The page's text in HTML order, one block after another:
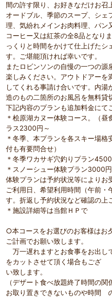
間の許す限り、お好きなだけお召
オードブル、季節のスープ、シェ
理、気紛れメインお肉料理、パン
コーヒー又は紅茶の全8品となり
っくりと時間をかけて仕上げたシ
す。ご堪能頂ければ幸いです。
またロビンソンの自慢の一つの
楽しみください。アウトドアーを
してくれる事請け合いです。内
造のもの二箇所のお風呂を無料貸
下記内容のプランも追加料金にて
＊桧原湖カヌー体験コース。（
ラス2300円～
＊冬季、本プランを各スキー場
付も有要問合せ）
＊冬季ワカサギ穴釣りプラン4500
＊スノーシュー体験プラン3000円
体験プランは予約状況等によりお
ご利用日、希望利用時間（午前・
す。折返し予約状況など確認の上
＊施設詳細等は当館ＨＰで
○本コースをお選びのお客様はお
ご計画でお願い致します。
万一遅れますとお食事をお出し
をカットさせて頂く場合もござ
い致します。
（デザート食べ放題終了時間の
お取り置きできないものや時間